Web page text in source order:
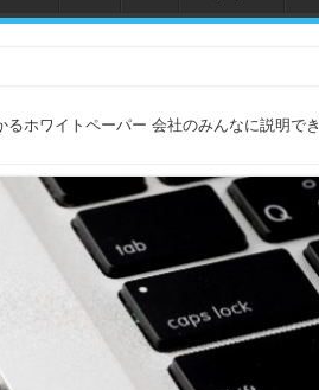
ホワイトペーパー 会社のみんなに説明でき